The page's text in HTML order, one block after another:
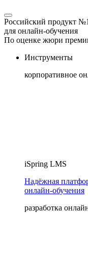
Российский продукт №1
для онлайн-обучения
По оценке жюри
Инструменты
корпоративное
iSpring LMS
Надёжная
онлайн‑обучения
разработка